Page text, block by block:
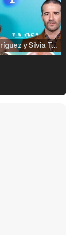
Raúl Rodríguez y Silvia Taulés nos cuentan su papel en 'La familia de la tele'